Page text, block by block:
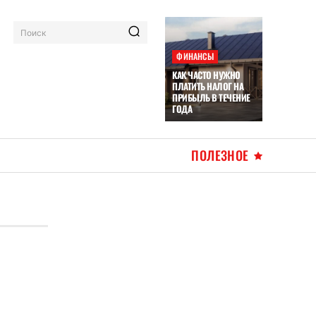
Поиск
ФИНАНСЫ
КАК ЧАСТО НУЖНО
ПЛАТИТЬ НАЛОГ НА
ПРИБЫЛЬ В ТЕЧЕНИЕ
ГОДА
ПОЛЕЗНОЕ